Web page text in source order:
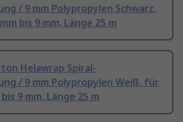
/ 9 mm Polypropylen Schwarz,
bis 9 mm, Länge 25 m
Helawrap Spiral-
/ 9 mm Polypropylen Weiß, für
9 mm, Länge 25 m